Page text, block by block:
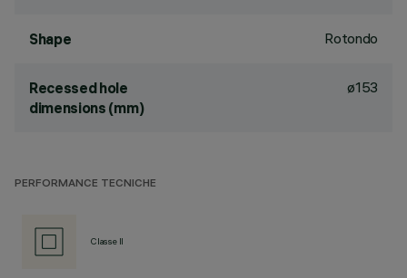
Shape Rotondo
Recessed hole
dimensions (mm)
ø153
PERFORMANCE TECNICHE
Classe II